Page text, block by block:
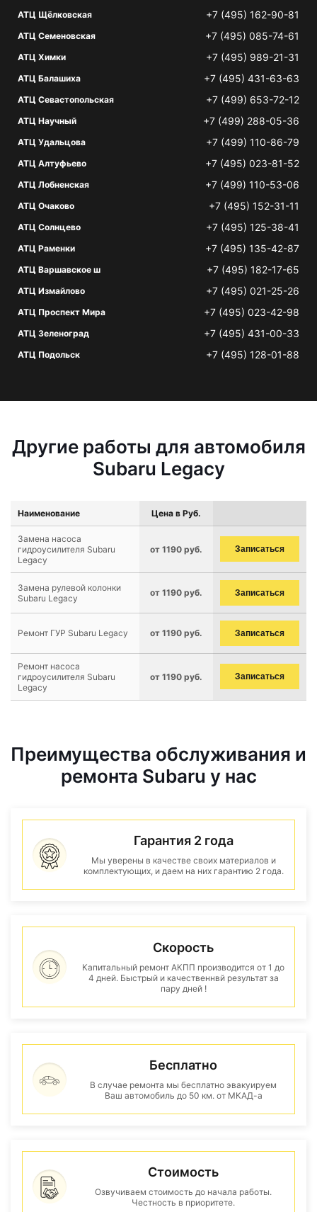
АТЦ Щёлковская +7 (495) 162-90-81
АТЦ Семеновская +7 (495) 085-74-61
АТЦ Химки +7 (495) 989-21-31
АТЦ Балашиха +7 (495) 431-63-63
АТЦ Севастопольская +7 (499) 653-72-12
АТЦ Научный +7 (499) 288-05-36
АТЦ Удальцова +7 (499) 110-86-79
АТЦ Алтуфьево +7 (495) 023-81-52
АТЦ Лобненская +7 (499) 110-53-06
АТЦ Очаково +7 (495) 152-31-11
АТЦ Солнцево +7 (495) 125-38-41
АТЦ Раменки +7 (495) 135-42-87
АТЦ Варшавское ш +7 (495) 182-17-65
АТЦ Измайлово +7 (495) 021-25-26
АТЦ Проспект Мира +7 (495) 023-42-98
АТЦ Зеленоград +7 (495) 431-00-33
АТЦ Подольск +7 (495) 128-01-88
Другие работы для автомобиля
Subaru Legacy
Наименование Цена в Руб.
Замена насоса
гидроусилителя Subaru
Legacy
от 1190 руб. Записаться
Замена рулевой колонки
Subaru Legacy
от 1190 руб. Записаться
Ремонт ГУР Subaru Legacy от 1190 руб. Записаться
Ремонт насоса
гидроусилителя Subaru
Legacy
от 1190 руб. Записаться
Преимущества обслуживания и
ремонта Subaru у нас
Гарантия 2 года
Мы уверены в качестве своих материалов и
комплектующих, и даем на них гарантию 2 года.
Скорость
Капитальный ремонт АКПП производится от 1 до
4 дней. Быстрый и качественнвй результат за
пару дней !
Бесплатно
В случае ремонта мы бесплатно эвакуируем
Ваш автомобиль до 50 км. от МКАД-а
Стоимость
Озвучиваем стоимость до начала работы.
Честность в приоритете.